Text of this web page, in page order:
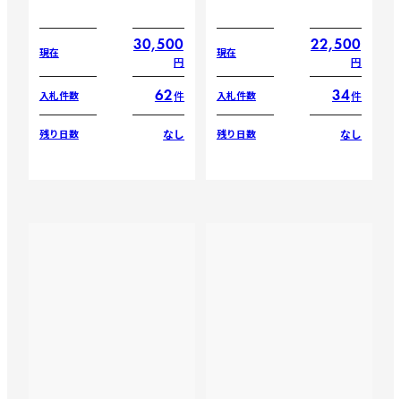
現在 30,500
円
入札件数 62件
残り日数 なし
現在 22,500
円
入札件数 34件
残り日数 なし